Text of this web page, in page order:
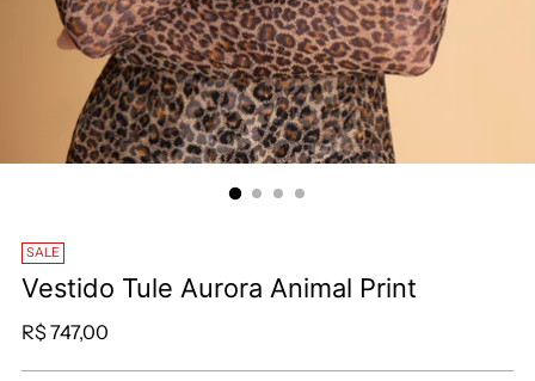
SALE
Vestido Tule Aurora Animal Print
R$ 747,00